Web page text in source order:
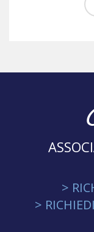
>
>